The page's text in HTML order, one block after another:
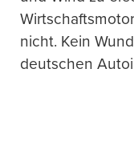
nicht. Kein
deutschen